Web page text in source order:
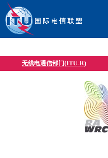
无线电通信部门(ITU-R)